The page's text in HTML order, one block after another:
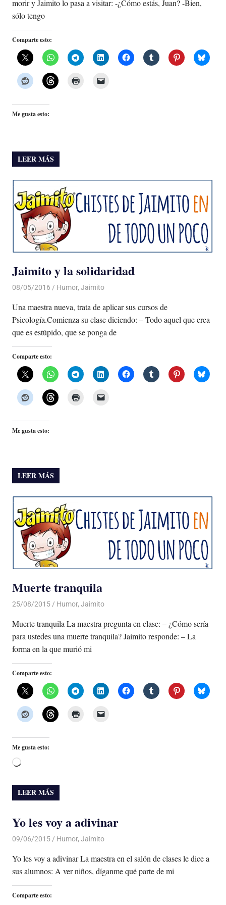
morir y Jaimito lo pasa a visitar: -¿Cómo estás, Juan? -Bien,
sólo tengo
Comparte esto:
Me gusta esto:
LEER MÁS
Jaimito y la solidaridad
08/05/2016 Luis Castellanos
Humor, Jaimito
Una maestra nueva, trata de aplicar sus cursos de
Psicología.Comienza su clase diciendo: – Todo aquel que crea
que es estúpido, que se ponga de
Comparte esto:
Me gusta esto:
LEER MÁS
Muerte tranquila
25/08/2015 Luis Castellanos
Humor, Jaimito
Muerte tranquila La maestra pregunta en clase: – ¿Cómo sería
para ustedes una muerte tranquila? Jaimito responde: – La
forma en la que murió mi
Comparte esto:
Me gusta esto:
Cargando...
LEER MÁS
Yo les voy a adivinar
09/06/2015 Luis Castellanos
Humor, Jaimito
Yo les voy a adivinar La maestra en el salón de clases le dice a
sus alumnos: A ver niños, díganme qué parte de mi
Comparte esto: